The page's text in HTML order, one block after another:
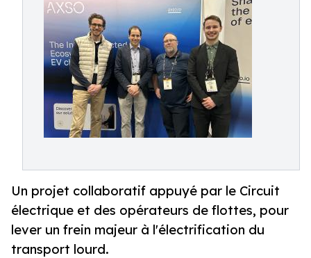
Un projet collaboratif appuyé par le Circuit
électrique et des opérateurs de flottes, pour
lever un frein majeur à l'électrification du
transport lourd.